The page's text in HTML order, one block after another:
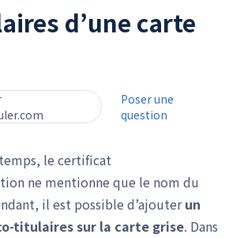
d’une carte
Poser une
question
le certificat
ne mentionne que le nom du
il est possible d’ajouterun
titulaires sur la carte grise. Dans